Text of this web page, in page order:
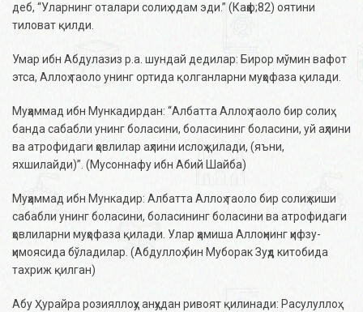
деб, “Уларнинг оталари солиҳ одам эди.” (Каҳф;82) оятини
тиловат қилди.
Умар ибн Абдулазиз р.а. шундай дедилар: Бирор мўмин вафот
этса, Аллоҳ таоло унинг ортида қолганларни муҳофаза қилади.
Муҳаммад ибн Мункадирдан: “Албатта Аллоҳ таоло бир солиҳ
банда сабабли унинг боласини, боласининг боласини, уй аҳлини
ва атрофидаги ҳовлилар аҳлини ислоҳ қилади, (яъни,
яхшилайди)”. (Мусоннафу ибн Абий Шайба)
Муҳаммад ибн Мункадир: Албатта Аллоҳ таоло бир солиҳ киши
сабабли унинг боласини, боласининг боласини ва атрофидаги
ҳовлиларни муҳофаза қилади. Улар ҳамиша Аллоҳнинг ҳифзу-
ҳимоясида бўладилар. (Абдуллоҳ бин Муборак Зуҳд китобида
тахриж қилган)
Абу Ҳурайра розияллоҳу анҳудан ривоят қилинади: Расулуллоҳ